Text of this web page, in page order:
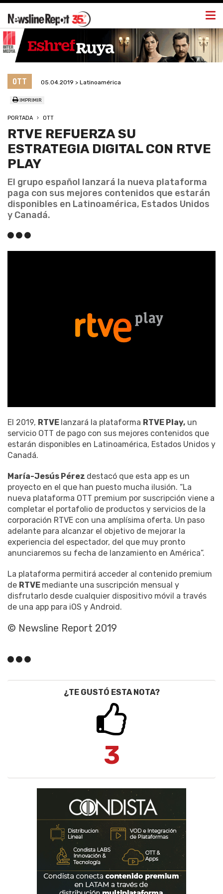
OTT 05.04.2019 > Latinoamérica
IMPRIMIR
PORTADA OTT
RTVE REFUERZA SU
ESTRATEGIA DIGITAL CON RTVE
PLAY
El grupo español lanzará la nueva plataforma
paga con sus mejores contenidos que estarán
disponibles en Latinoamérica, Estados Unidos
y Canadá.
El 2019, RTVE lanzará la plataforma RTVE Play, un
servicio OTT de pago con sus mejores contenidos que
estarán disponibles en Latinoamérica, Estados Unidos y
Canadá.
María-Jesús Pérez destacó que esta app es un
proyecto en el que han puesto mucha ilusión. “La
nueva plataforma OTT premium por suscripción viene a
completar el portafolio de productos y servicios de la
corporación RTVE con una amplísima oferta. Un paso
adelante para alcanzar el objetivo de mejorar la
experiencia del espectador, del que muy pronto
anunciaremos su fecha de lanzamiento en América”.
La plataforma permitirá acceder al contenido premium
de RTVE mediante una suscripción mensual y
disfrutarlo desde cualquier dispositivo móvil a través
de una app para iOS y Android.
© Newsline Report 2019
¿TE GUSTÓ ESTA NOTA?
3